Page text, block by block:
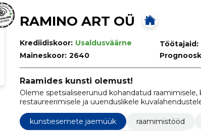
RAMINO ART OÜ
Krediidiskoor: Usaldusväärne
Maineskoor: 2640
Töötajaid:
Raamides kunsti olemust!
Oleme spetsialiseerunud kohandatud
restaureerimisele ja uuenduslikele
kunstiesemete jaemüük raamimistööd